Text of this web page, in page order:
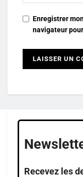
Enregistrer
navigateur
Recevez les